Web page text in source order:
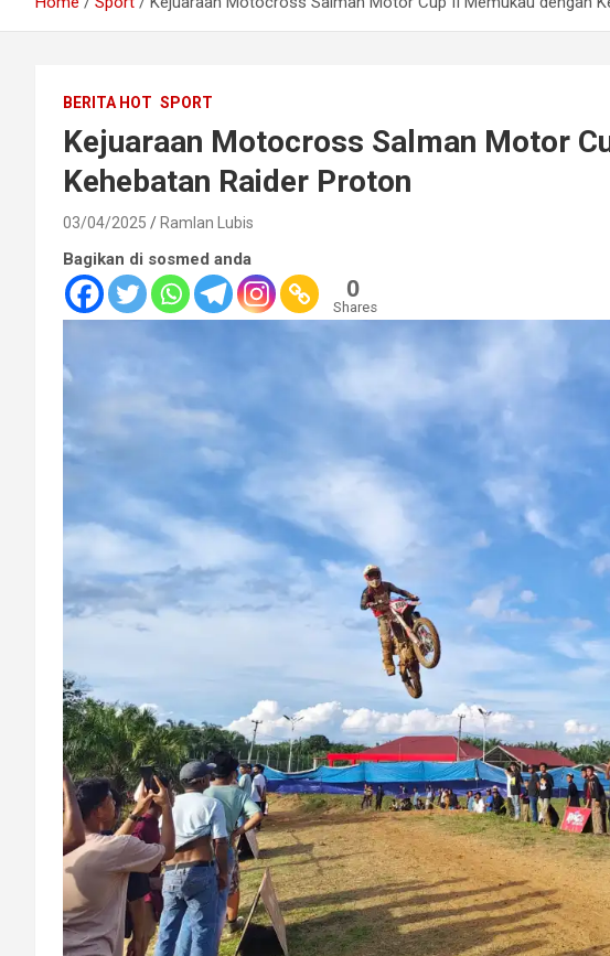
BERITA HOT SPORT
Kejuaraan Motocross Salman Motor
Kehebatan Raider Proton
03/04/2025 Ramlan Lubis
Bagikan di sosmed anda
0
Shares